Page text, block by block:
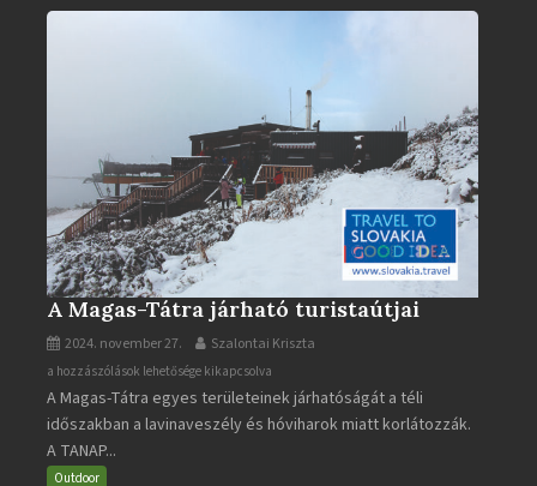
A Magas-Tátra járható turistaútjai
2024. november 27. Szalontai Kriszta
A
Magas-
Tátra
járható
turistaútjai
a hozzászólások lehetősége kikapcsolva
A Magas-Tátra egyes területeinek járhatóságát a téli
időszakban a lavinaveszély és hóviharok miatt korlátozzák.
A TANAP...
Outdoor